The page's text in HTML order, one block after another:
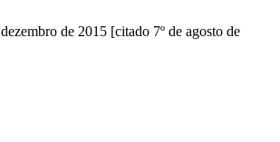
de 2015 [citado 7º de agosto de